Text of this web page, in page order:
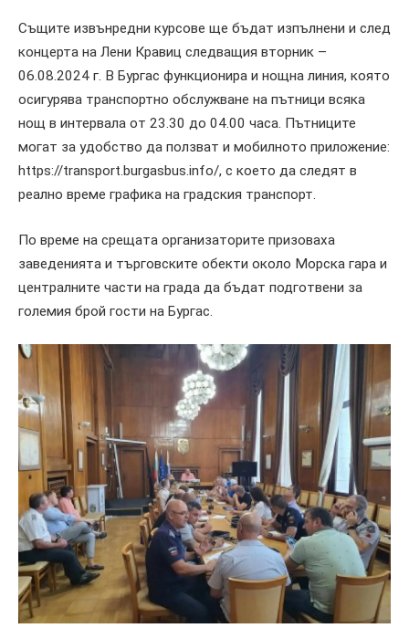
Същите извънредни курсове ще бъдат изпълнени и след
концерта на Лени Кравиц следващия вторник –
06.08.2024 г. В Бургас функционира и нощна линия, която
осигурява транспортно обслужване на пътници всяка
нощ в интервала от 23.30 до 04.00 часа. Пътниците
могат за удобство да ползват и мобилното приложение:
https://transport.burgasbus.info/, с което да следят в
реално време графика на градския транспорт.
По време на срещата организаторите призоваха
заведенията и търговските обекти около Морска гара и
централните части на града да бъдат подготвени за
големия брой гости на Бургас.